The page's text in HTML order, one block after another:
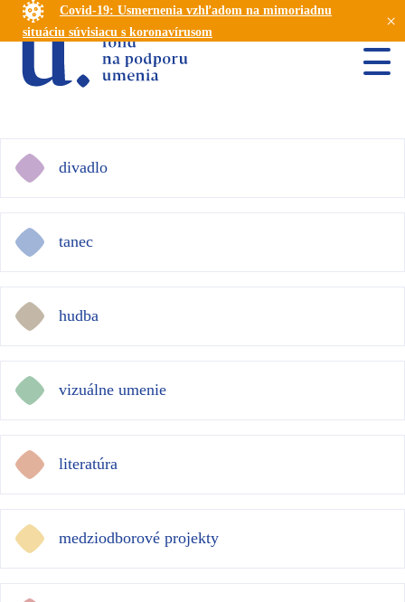
Covid-19: Usmernenia vzhľadom na mimoriadnu
situáciu súvisiacu s koronavírusom
×
divadlo
tanec
hudba
vizuálne umenie
literatúra
medziodborové projekty